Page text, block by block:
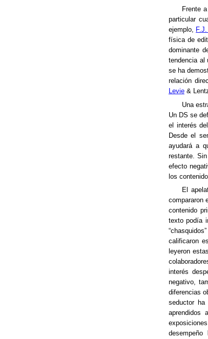
Frente
particular
ejemplo,
física de
dominante
tendencia al
se ha
relación
Levie&
Una
Un DS se
el interés
Desde el
ayudará a
restante.
efecto
los
El
compararon
contenido
texto podía
calificaron
leyeron
interés
negativo,
diferencias
seductor ha
aprendidos